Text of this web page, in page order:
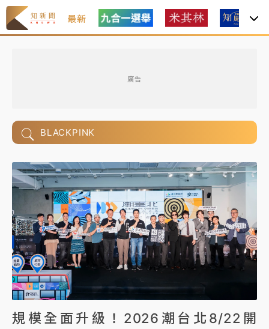
最新
廣告
BLACKPINK
規模全面升級！2026潮台北8/22開